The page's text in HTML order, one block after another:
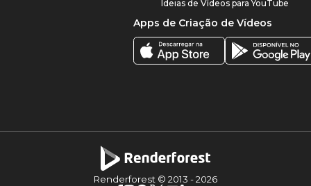
Ideias de Vídeos para YouTube
Apps de Criação de Vídeos
Renderforest © 2013 -2026